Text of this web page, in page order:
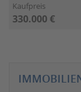
Kaufpreis
330.000 €